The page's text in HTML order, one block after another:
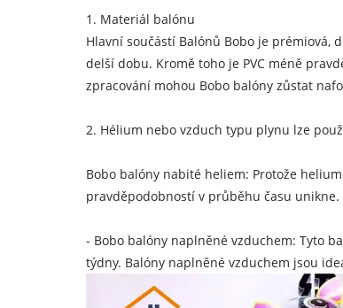
1. Materiál balónu
Hlavní součástí Balónů Bobo je prémiová,
delší dobu. Kromě toho je PVC méně
zpracování mohou Bobo balóny zůstat
2. Hélium nebo vzduch typu plynu lze
Bobo balóny nabité heliem: Protože
pravděpodobností v průběhu času
- Bobo balóny naplněné vzduchem: Tyto
týdny. Balóny naplněné vzduchem jsou